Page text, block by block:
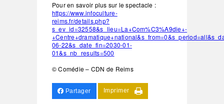
Pour en savoir plus sur le spectacle :
https://www.infoculture-
reims.fr/details.php?
s_ev_id=32558&s_lieu=La+Com%C3%A9die+-
06-22&s_date_fin=2030-01-
01&s_nb_results=500
© Comédie – CDN de Reims
Partager Imprimer